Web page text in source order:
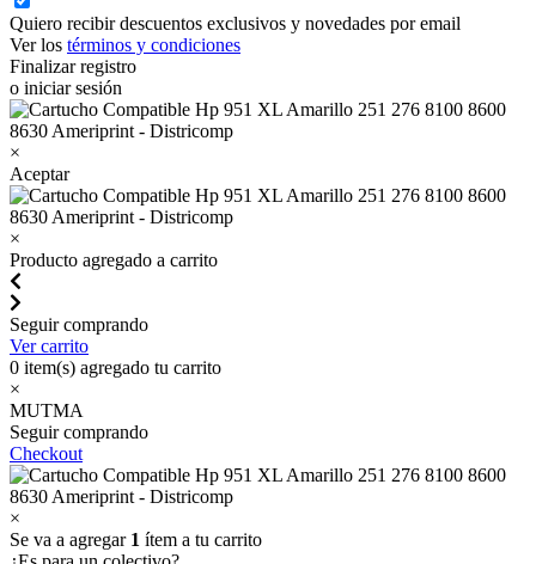
Quiero recibir descuentos exclusivos y novedades por email
Ver los términos y condiciones
Finalizar registro
o iniciar sesión
×
Aceptar
×
Producto agregado a carrito
Seguir comprando
Ver carrito
0 item(s) agregado tu carrito
×
MUTMA
Seguir comprando
Checkout
×
Se va a agregar 1 ítem a tu carrito